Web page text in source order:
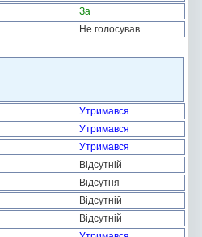
За
Не голосував
Утримався
Утримався
Утримався
Відсутній
Відсутня
Відсутній
Відсутній